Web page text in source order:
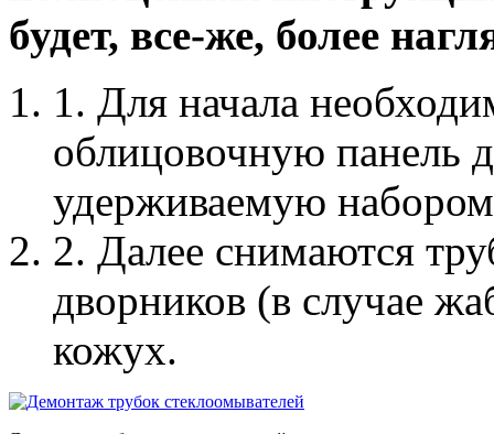
будет, все-же, более
1. Для начала
облицовочную панель
удерживаемую
2. Далее снимаются
дворников (в случае
кожух.